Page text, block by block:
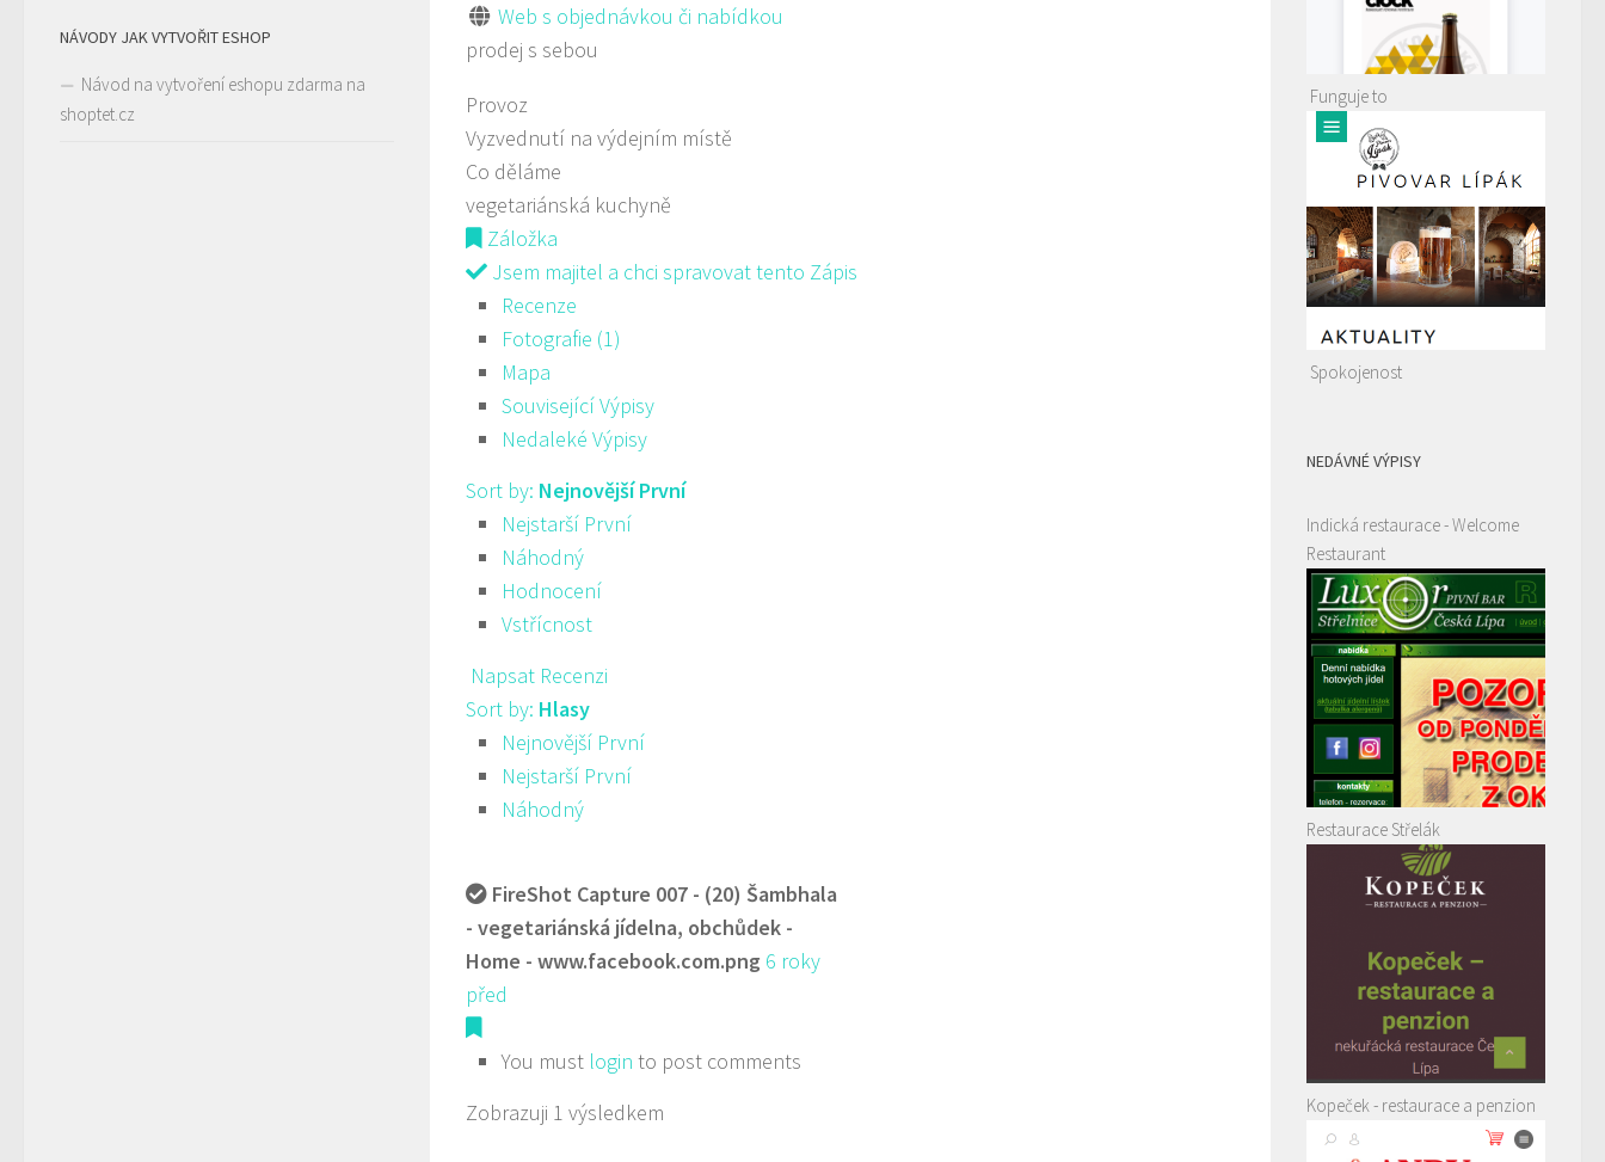
Web s objednávkou či nabídkou
prodej s sebou
Provoz
Vyzvednutí na výdejním místě
Co děláme
vegetariánská kuchyně
Záložka
Jsem majitel a chci spravovat tento Zápis
Recenze
Fotografie (1)
Mapa
Související Výpisy
Nedaleké Výpisy
Sort by: Nejnovější První
Nejstarší První
Náhodný
Hodnocení
Vstřícnost
Napsat Recenzi
Sort by: Hlasy
Nejnovější První
Nejstarší První
Náhodný
FireShot Capture 007 - (20) Šambhala
- vegetariánská jídelna, obchůdek -
Home - www.facebook.com.png 6 roky
před
You must login to post comments
Zobrazuji 1 výsledkem
NÁVODY JAK VYTVOŘIT ESHOP
Návod na vytvoření eshopu zdarma na
shoptet.cz
Funguje to
Spokojenost
NEDÁVNÉ VÝPISY
Indická restaurace - Welcome
Restaurant
Restaurace Střelák
Kopeček - restaurace a penzion